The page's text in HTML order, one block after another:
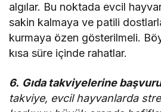
algılar. Bu noktada evcil
sakin kalmaya ve patili
kurmaya özen gösterilmeli.
kısa süre içinde rahatlar.
6. Gıda takviyelerine
takviye, evcil hayvanlarda